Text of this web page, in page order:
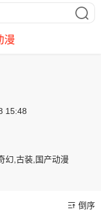
漫
15:48
幻,古装,国产动漫
倒序